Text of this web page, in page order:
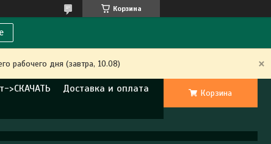
Корзина
рабочего дня (завтра, 10.08)
>СКАЧАТЬ
Доставка и оплата
Корзина